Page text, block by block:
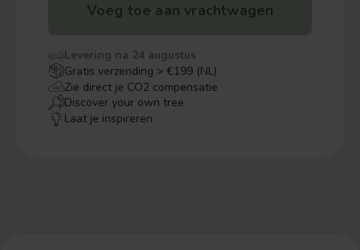
Voeg toe aan vrachtwagen
Levering na 24 augustus
Gratis verzending > €199 (NL)
Zie direct je CO2 compensatie
Discover your own tree
Laat je inspireren